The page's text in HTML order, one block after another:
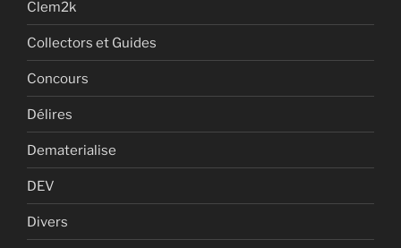
Clem2k
Collectors et Guides
Concours
Délires
Dematerialise
DEV
Divers